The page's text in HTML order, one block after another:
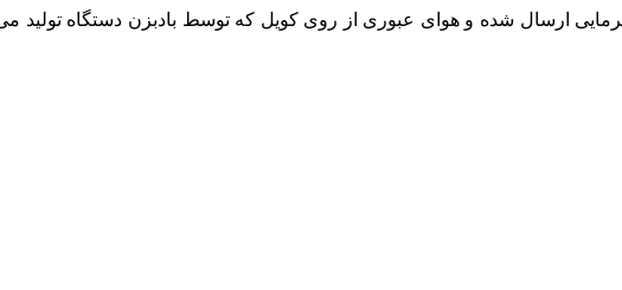
ارسال شده و هوای عبوری از روی کویل که توسط بادبزن دستگاه